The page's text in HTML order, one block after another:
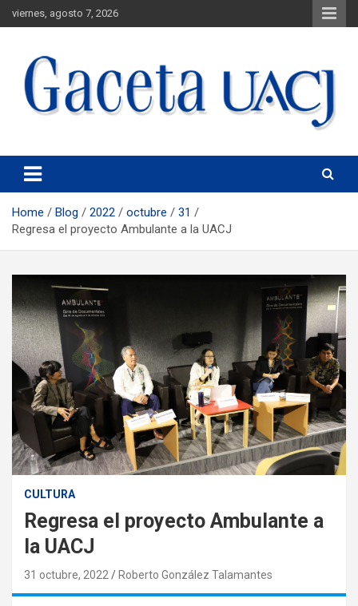
viernes, agosto 7, 2026
Gaceta UACJ
Home Blog 2022 octubre
31
Regresa el proyecto Ambulante a la UACJ
CULTURA
Regresa el proyecto Ambulante a
la UACJ
31 octubre, 2022 Roberto González Talamantes